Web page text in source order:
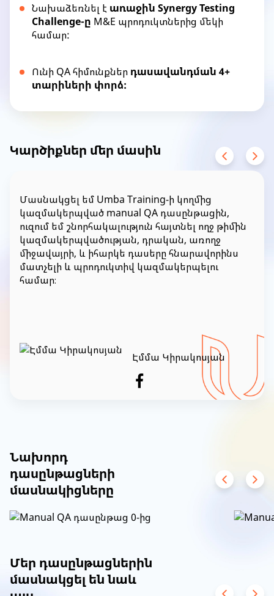
Նախաձեռնել է առաջին Synergy Testing
Challenge-ը M&E պրոդուկտներից մեկի
համար:
Ունի QA հիմունքներ դասավանդման 4+
տարիների փորձ:
1
Կարծիքներ մեր մասին
Մասնակցել եմ Umba Training-ի կողմից
կազմակերպված manual QA դասընթացին,
ուզում եմ շնորհակալություն հայտնել ողջ թիմին
կազմակերպվածության, դրական, առողջ
միջավայրի, և իհարկե դասերը հնարավորինս
մատչելի և պրոդուկտիվ կազմակերպելու
համար։
Էմմա Կիրակոսյան
Նախորդ
դասընթացների
մասնակիցները
ofՄեր դասընթացներին
մասնակցել են նաև